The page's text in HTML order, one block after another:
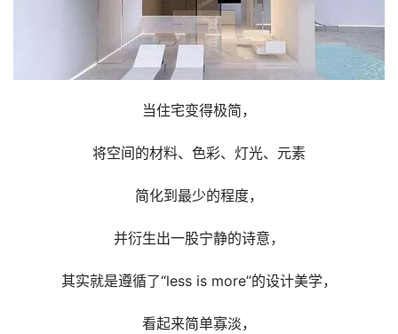
当住宅变得极简，
将空间的材料、色彩、灯光、元素
简化到最少的程度，
并衍生出一股宁静的诗意，
其实就是遵循了“less is more”的设计美学，
看起来简单寡淡，